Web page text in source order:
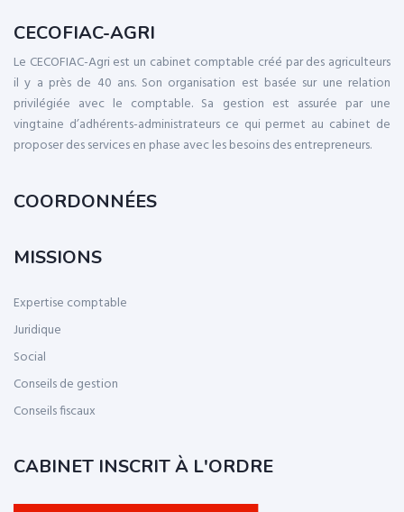
CECOFIAC-AGRI
Le CECOFIAC-Agri est un cabinet comptable créé par des agriculteurs
il y a près de 40 ans. Son organisation est basée sur une relation
privilégiée avec le comptable. Sa gestion est assurée par une
vingtaine d’adhérents-administrateurs ce qui permet au cabinet de
proposer des services en phase avec les besoins des entrepreneurs.
COORDONNÉES
MISSIONS
Expertise comptable
Juridique
Social
Conseils de gestion
Conseils fiscaux
CABINET INSCRIT À L'ORDRE